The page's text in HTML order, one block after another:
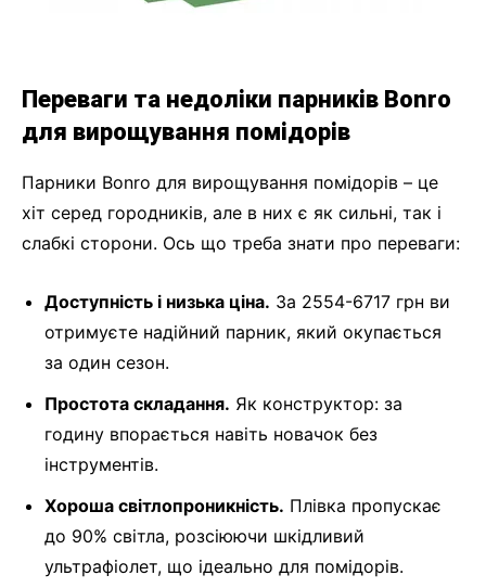
Переваги та недоліки парників Bonro
для вирощування помідорів
Парники Bonro для вирощування помідорів – це
хіт серед городників, але в них є як сильні, так і
слабкі сторони. Ось що треба знати про переваги:
Доступність і низька ціна. За 2554-6717 грн ви
отримуєте надійний парник, який окупається
за один сезон.
Простота складання. Як конструктор: за
годину впорається навіть новачок без
інструментів.
Хороша світлопроникність. Плівка пропускає
до 90% світла, розсіюючи шкідливий
ультрафіолет, що ідеально для помідорів.